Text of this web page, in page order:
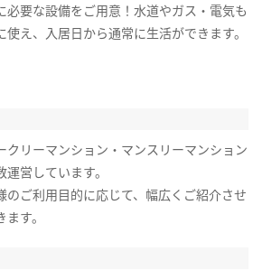
必要な設備をご用意！水道やガス・電気も
使え、入居日から通常に生活ができます。
クリーマンション・マンスリーマンション
運営しています。
のご利用目的に応じて、幅広くご紹介させ
す。